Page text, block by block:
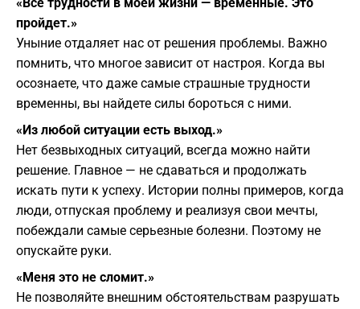
пройдет.»
Уныние отдаляет нас от решения проблемы. Важно
помнить, что многое зависит от настроя. Когда вы
осознаете, что даже самые страшные трудности
временны, вы найдете силы бороться с ними.
«Из любой ситуации есть выход.»
Нет безвыходных ситуаций, всегда можно найти
решение. Главное — не сдаваться и продолжать
искать пути к успеху. Истории полны примеров, когда
люди, отпуская проблему и реализуя свои мечты,
побеждали самые серьезные болезни. Поэтому не
опускайте руки.
«Меня это не сломит.»
Не позволяйте внешним обстоятельствам разрушать